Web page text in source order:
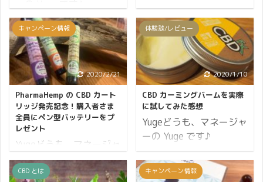
CBDMANiA では夏の期間
に「SUMMER キャンペ
ーン2021」を開催しま
す。 キャンペーンの概要
はこちら ↯ ポイント11
倍 必ずもらえるプレゼン
ト レビューポイント
30% バック それでは
SUMMER キャンペーン
2021の詳細をお伝えし
ます。 開催期間 41日間
開催 2021年7月19日
CBDMANiA は今年も「ハ
ロウィンキャンペーン」
を開催します。 キャンペ
ーンの概要はこちら ↯
ポイント10倍 必ずもら
えるプレゼント レビュー
ポイント5倍（2,500ポ
イント） それではハロウ
ィンキャンペーン 2021
の詳細をお伝えします。
開催期間 11日間開催
2021年10月20日
(水)10:00から10月31日
キャンペーン情報
2020/2/21
PharmaHemp の CBD カート
リッジ発売記念！購入者さま
全員にペン型バッテリーをプ
レゼント
Yugeどうも、マネージャ
ーの Yuge です♪ 只今
CBDMANiA では「閏日祭
体験談/レビュー
2020/1/10
CBD カーミングバームを実際
に試してみた感想
Yugeどうも、マネージャ
ーの Yuge です♪
CBDMANiA で安定の人気
を誇る CBDfx の CBD カ
ーミングバーム。 男女問
CBD とは キャンペーン情報